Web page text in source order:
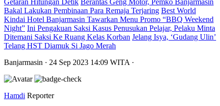
Getaran Hitungan Detik Berantas Geng Motor, Pemko Banjarmasin
Bakal Lakukan Pembinaan Para Remaja Terjaring Best World
Kindai Hotel Banjarmasin Tawarkan Menu Promo “BBQ Weekend
Night” Ini Pengakuan Saksi Kasus Penusukan Pelajar, Pelaku Minta
Ditemani Saksi Ke Ruang Kelas Korban Jelang Isya, ‘Gudang Ulin’
Telang HST Diamuk Si Jago Merah
Banjarmasin · 24 Sep 2023 14:09 WITA ·
Hamdi Reporter